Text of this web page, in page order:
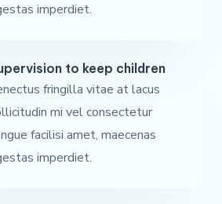
imperdiet.
to keep children
fringilla vitae at lacus
mi vel consectetur
facilisi amet, maecenas
imperdiet.